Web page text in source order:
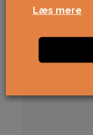
Læs mere